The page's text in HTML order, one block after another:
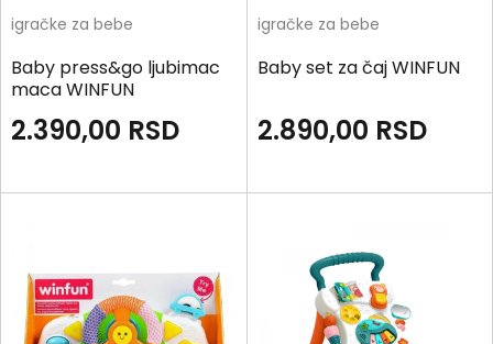
igračke za bebe
Baby press&go ljubimac
maca WINFUN
2.390,00 RSD
igračke za bebe
Baby set za čaj WINFUN
2.890,00 RSD